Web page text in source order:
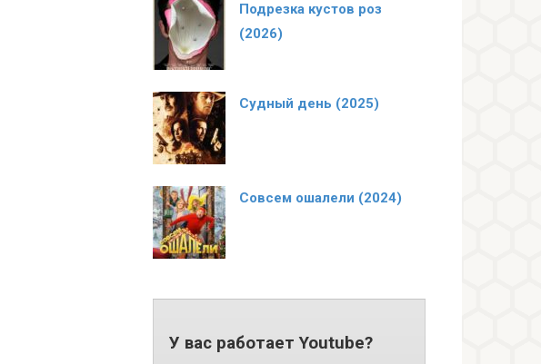
Подрезка кустов роз
(2026)
Судный день (2025)
Совсем ошалели (2024)
У вас работает Youtube?